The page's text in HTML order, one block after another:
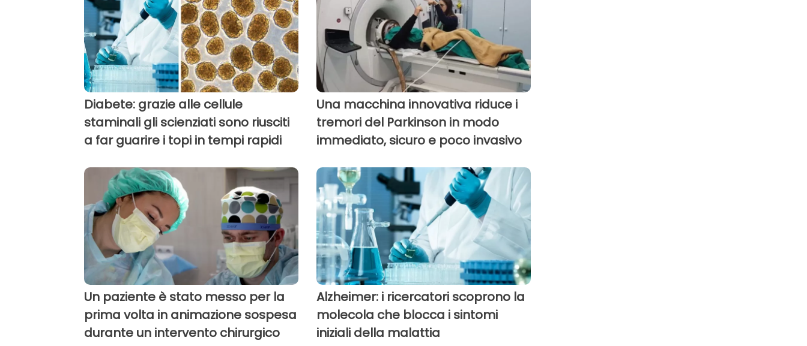
Diabete: grazie alle cellule
staminali gli scienziati sono riusciti
a far guarire i topi in tempi rapidi
Una macchina innovativa riduce i
tremori del Parkinson in modo
immediato, sicuro e poco invasivo
Un paziente è stato messo per la
prima volta in animazione sospesa
durante un intervento chirurgico
Alzheimer: i ricercatori scoprono la
molecola che blocca i sintomi
iniziali della malattia